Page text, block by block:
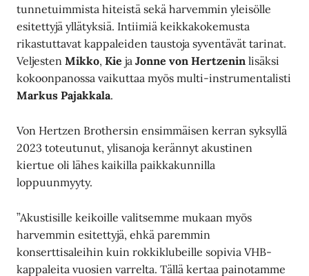
tunnetuimmista hiteistä sekä harvemmin yleisölle
esitettyjä yllätyksiä. Intiimiä keikkakokemusta
rikastuttavat kappaleiden taustoja syventävät tarinat.
VeljestenMikko,Kie jaJonne von Hertzenin lisäksi
kokoonpanossa vaikuttaa myös multi-instrumentalisti
Markus Pajakkala.
Von Hertzen Brothersin ensimmäisen kerran syksyllä
2023 toteutunut, ylisanoja kerännyt akustinen
kiertue oli lähes kaikilla paikkakunnilla
loppuunmyyty.
”Akustisille keikoille valitsemme mukaan myös
harvemmin esitettyjä, ehkä paremmin
konserttisaleihin kuin rokkiklubeille sopivia VHB-
kappaleita vuosien varrelta. Tällä kertaa painotamme